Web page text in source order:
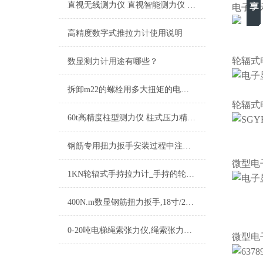
直视无线测力仪 直视智能测力仪 20吨直视测力仪厂家
高精度数字式推拉力计使用说明
数显测力计用途有哪些？
拆卸m22的螺栓用多大扭矩的电动扳手(定值电动扭矩扳手))
60t高精度柱型测力仪 柱式压力精密测力仪 大吨位柱型数显测力仪厂家
钢筋专用扭力扳手安装过程中注意哪些问题
1KN轮辐式手持拉力计_手持的轮辐式拉力计_轮辐式手持测力计
400N.m数显钢筋扭力扳手,18寸/24寸数显钢筋扭力扳手品牌
0-20吨电梯绳索张力仪,绳索张力仪电梯
电子显
轮辐式
轮辐式
微型电
微型电